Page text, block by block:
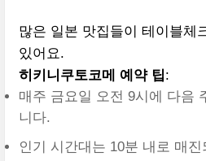
많은 일본 맛집들이 테이블체
있어요.
히키니쿠토코메 예약 팁:
매주 금요일 오전 9시에 다음
니다.
인기 시간대는 10분 내로 매